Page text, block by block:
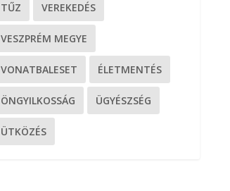
TŰZ VEREKEDÉS
VESZPRÉM MEGYE
VONATBALESET ÉLETMENTÉS
ÖNGYILKOSSÁG ÜGYÉSZSÉG
ÜTKÖZÉS